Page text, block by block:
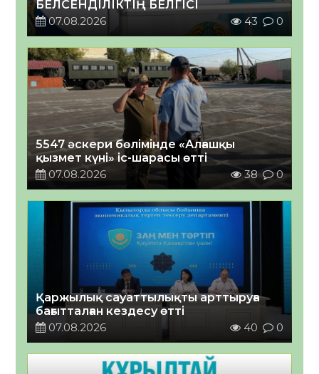
БЕЛСЕНДІЛІКТІҢ БЕЛГІСІ
07.08.2026
43 0
5547 әскери бөлімінде «Алғашқы
қызмет күні» іс-шарасы өтті
07.08.2026
38 0
Қаржылық сауаттылықты арттыруға
бағытталған кездесу өтті
07.08.2026
40 0